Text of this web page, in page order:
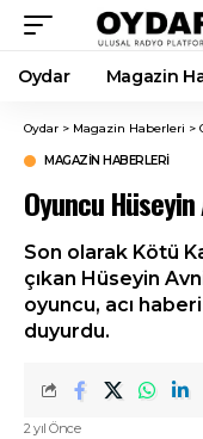
Oydar Magazin
Oydar > Magazin Haberleri >
MAGAZIN HABERLERI
Oyuncu Hüseyin
Son olarak Kötü
çıkan Hüseyin
oyuncu, acı
duyurdu.
2 yıl Önce